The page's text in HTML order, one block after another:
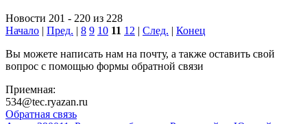
Новости 201 - 220 из 228
Начало | Пред. | 8 9 10 11 12 | След. | Конец
Вы можете написать нам на почту, а также оставить свой
вопрос с помощью формы обратной связи
Приемная:
534@tec.ryazan.ru
Обратная связь